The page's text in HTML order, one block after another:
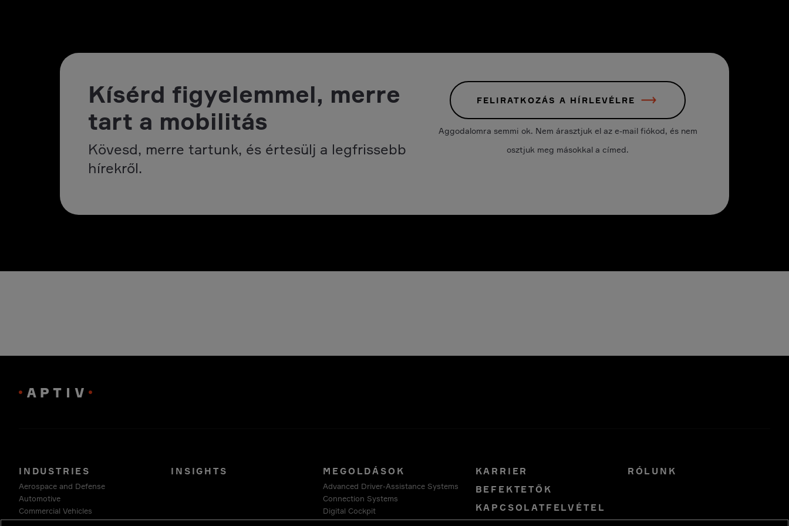
Kísérd figyelemmel, merre
tart a mobilitás
Kövesd, merre tartunk, és értesülj a legfrissebb
hírekről.
FELIRATKOZÁS A HÍRLEVÉLRE
Aggodalomra semmi ok. Nem árasztjuk el az e-mail fiókod, és nem
osztjuk meg másokkal a címed.
INDUSTRIES
Aerospace and Defense
Automotive
Commercial Vehicles
Energy
INSIGHTS MEGOLDÁSOK
Advanced Driver-Assistance Systems
Connection Systems
Digital Cockpit
Advanced Compute
KARRIER
BEFEKTETŐK
KAPCSOLATFELVÉTEL
RÓLUNK